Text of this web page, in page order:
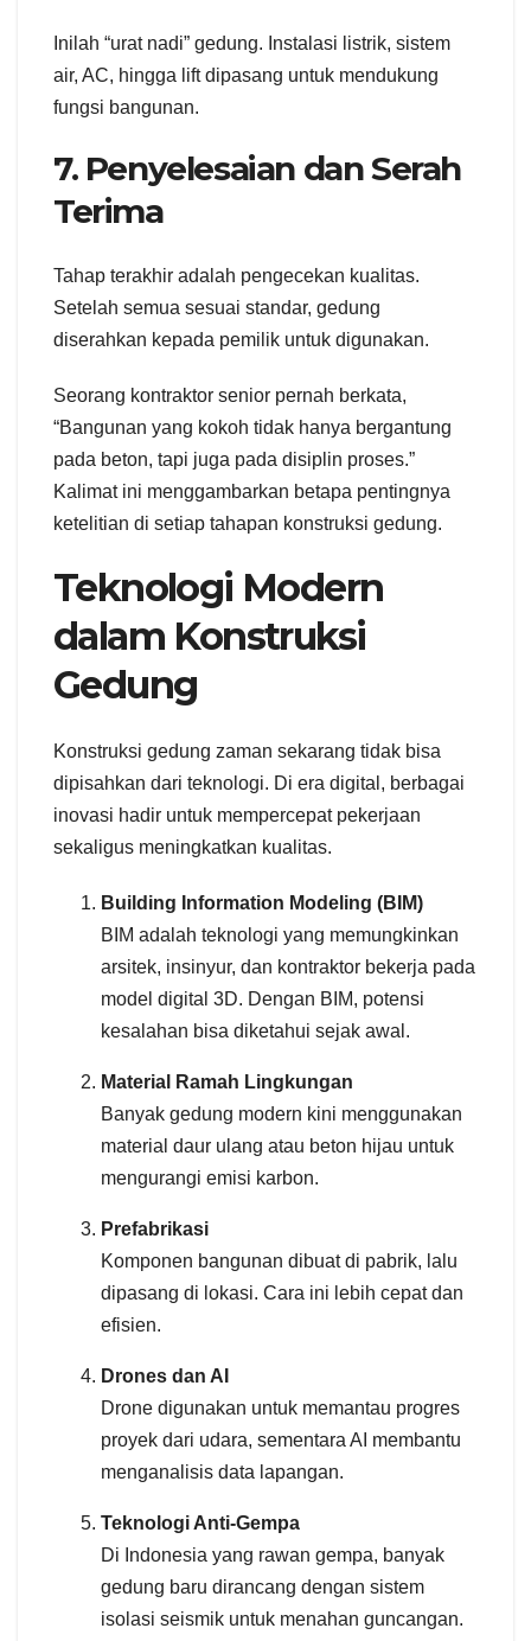
Inilah “urat nadi” gedung. Instalasi listrik, sistem
air, AC, hingga lift dipasang untuk mendukung
fungsi bangunan.
7. Penyelesaian dan Serah
Terima
Tahap terakhir adalah pengecekan kualitas.
Setelah semua sesuai standar, gedung
diserahkan kepada pemilik untuk digunakan.
Seorang kontraktor senior pernah berkata,
“Bangunan yang kokoh tidak hanya bergantung
pada beton, tapi juga pada disiplin proses.”
Kalimat ini menggambarkan betapa pentingnya
ketelitian di setiap tahapan konstruksi gedung.
Teknologi Modern
dalam Konstruksi
Gedung
Konstruksi gedung zaman sekarang tidak bisa
dipisahkan dari teknologi. Di era digital, berbagai
inovasi hadir untuk mempercepat pekerjaan
sekaligus meningkatkan kualitas.
Building Information Modeling (BIM)
BIM adalah teknologi yang memungkinkan
arsitek, insinyur, dan kontraktor bekerja pada
model digital 3D. Dengan BIM, potensi
kesalahan bisa diketahui sejak awal.
Material Ramah Lingkungan
Banyak gedung modern kini menggunakan
material daur ulang atau beton hijau untuk
mengurangi emisi karbon.
Prefabrikasi
Komponen bangunan dibuat di pabrik, lalu
dipasang di lokasi. Cara ini lebih cepat dan
efisien.
Drones dan AI
Drone digunakan untuk memantau progres
proyek dari udara, sementara AI membantu
menganalisis data lapangan.
Teknologi Anti-Gempa
Di Indonesia yang rawan gempa, banyak
gedung baru dirancang dengan sistem
isolasi seismik untuk menahan guncangan.